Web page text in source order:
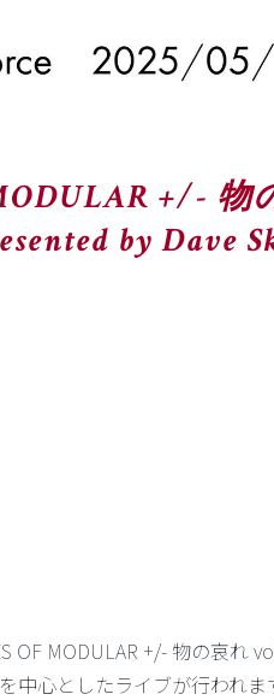
+/-
by Dave
OF MODULAR +/- 物の哀れ
中心としたライブが行われ